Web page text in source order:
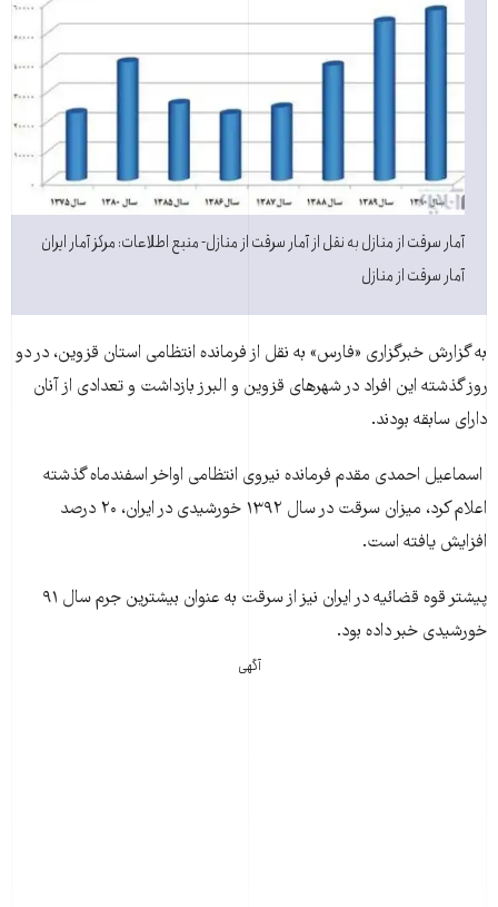
آمار سرقت از منازل به نقل از آمار سرقت از منازل- منبع اطلاعات: مرکز آمار ایران
آمار سرقت از منازل
به گزارش خبرگزاری «فارس» به نقل از فرمانده انتظامی استان قزوین، در دو
روز گذشته این افراد در شهرهای قزوین و البرز بازداشت و تعدادی از آنان
دارای سابقه بودند.
اسماعیل احمدی مقدم فرمانده نیروی انتظامی اواخر اسفندماه گذشته
اعلام کرد، میزان سرقت در سال ۱۳۹۲ خورشیدی در ایران، ۲۰ درصد
افزایش یافته است.
پیشتر قوه قضائیه در ایران نیز از سرقت به عنوان بیشترین جرم سال ۹۱
خورشیدی خبر داده بود.
آگهی